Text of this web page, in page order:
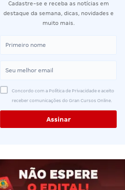
Cadastre-se e receba as notícias em
destaque da semana, dicas, novidades e
muito mais.
Concordo com a Política de Privacidade e aceito
receber comunicações do Gran Cursos Online.